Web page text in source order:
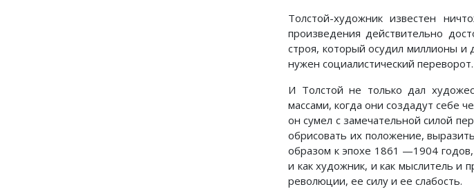
Толстой-художник известен
произведения действительно
строя, который осудил миллионы и
нужен социалистический переворот.
И Толстой не только дал
массами, когда они создадут себе
он сумел с замечательной силой
обрисовать их положение,
образом к эпохе 1861 —1904
и как художник, и как мыслитель и
революции, ее силу и ее слабость.